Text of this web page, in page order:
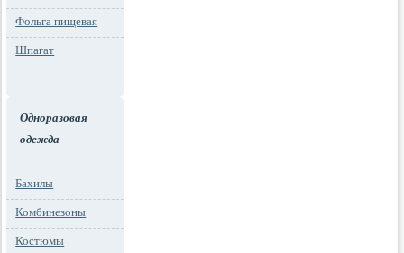
Фольга пищевая
Шпагат
Одноразовая
одежда
Бахилы
Комбинезоны
Костюмы